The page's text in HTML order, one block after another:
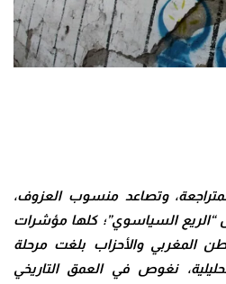
المتراجعة، وتصاعد منسوب العزوف،
السياسوي”؛ كلها مؤشرات
المغربي والأحزاب بلغت مرحلة
نغوص في العمق التاريخي